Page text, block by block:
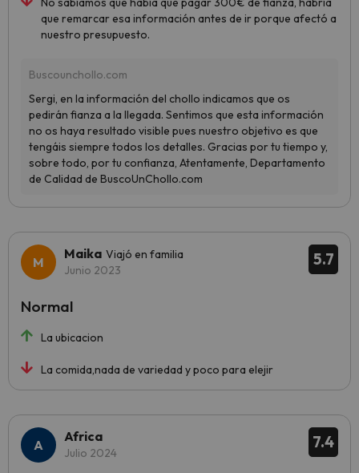
que remarcar esa información antes de ir porque afectó a
nuestro presupuesto.
5.7
Maika Viajó en familia
Junio 2023
La ubicacion
La comida,nada de variedad y poco para elejir
Normal
7.4
Africa
Julio 2024